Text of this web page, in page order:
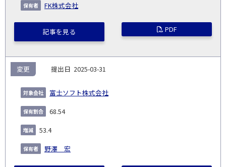
FK株式会社
記事を見る PDF
2025-03-31
富士ソフト株式会社
変更
68.54
53.4
野澤 宏